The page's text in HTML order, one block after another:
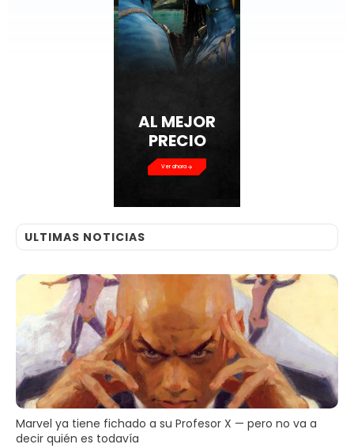
AL MEJOR
PRECIO
Ver ahora
ULTIMAS NOTICIAS
Marvel ya tiene fichado a su Profesor X — pero no va a
decir quién es todavía